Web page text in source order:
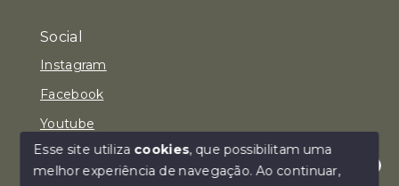
Social
Instagram
Facebook
Youtube
Esse site utiliza cookies, que possibilitam uma
melhor experiência de navegação.Ao continuar,